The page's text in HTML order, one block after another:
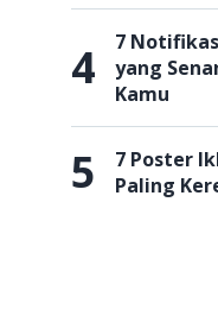
4
7
yang
Kamu
5
7 Poster
Paling